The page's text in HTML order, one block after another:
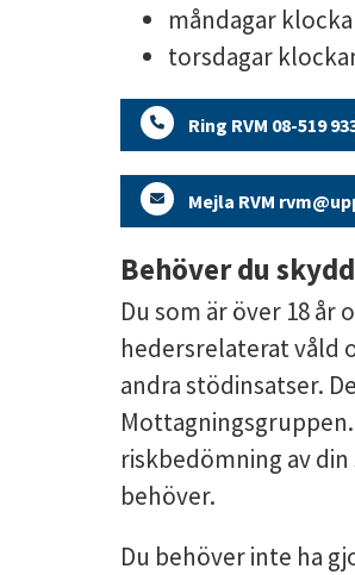
måndagar
torsdagar
Ring RVM 08-519
Mejla RVM
Behöver du
Du som är över 18
hedersrelaterat våld
andra stödinsatser.
riskbedömning av
behöver.
Du behöver inte ha